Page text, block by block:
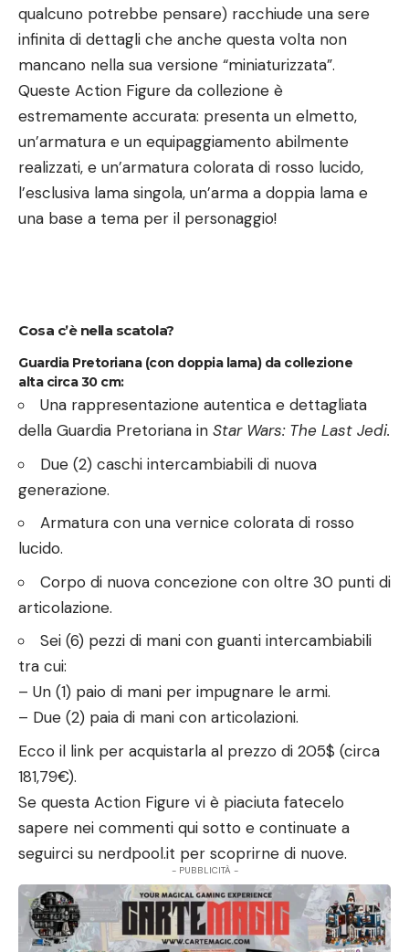
qualcuno potrebbe pensare) racchiude una sere
infinita di dettagli che anche questa volta non
mancano nella sua versione “miniaturizzata”.
Queste Action Figure da collezione è
estremamente accurata: presenta un elmetto,
un’armatura e un equipaggiamento abilmente
realizzati, e un’armatura colorata di rosso lucido,
l’esclusiva lama singola, un’arma a doppia lama e
una base a tema per il personaggio!
Cosa c’è nella scatola?
Guardia Pretoriana (con doppia lama)da collezione
altacirca 30 cm:
Una rappresentazione autentica e dettagliata
della Guardia Pretoriana in Star Wars: The Last Jedi.
Due (2) caschi intercambiabili di nuova
generazione.
Armatura con una vernice colorata di rosso
lucido.
Corpo di nuova concezione con oltre 30 punti di
articolazione.
Sei (6) pezzi di mani con guanti intercambiabili
tra cui:
– Un (1) paio di mani per impugnare le armi.
– Due (2) paia di mani con articolazioni.
Ecco il link per acquistarla al prezzo di 205$ (circa
181,79€).
Se questa Action Figure vi è piaciuta fatecelo
sapere nei commenti qui sotto e continuate a
seguirci su nerdpool.it per scoprirne di nuove.
- PUBBLICITÀ -